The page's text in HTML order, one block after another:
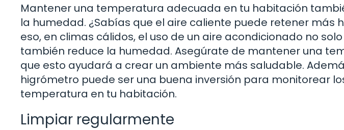
Mantener una temperatura adecuada en tu habitación
la humedad. ¿Sabías que el aire caliente puede retener más
eso, en climas cálidos, el uso de un aire acondicionado no
también reduce la humedad. Asegúrate de mantener una
que esto ayudará a crear un ambiente más saludable.
higrómetro puede ser una buena inversión para monitorear
temperatura en tu habitación.
Limpiar regularmente